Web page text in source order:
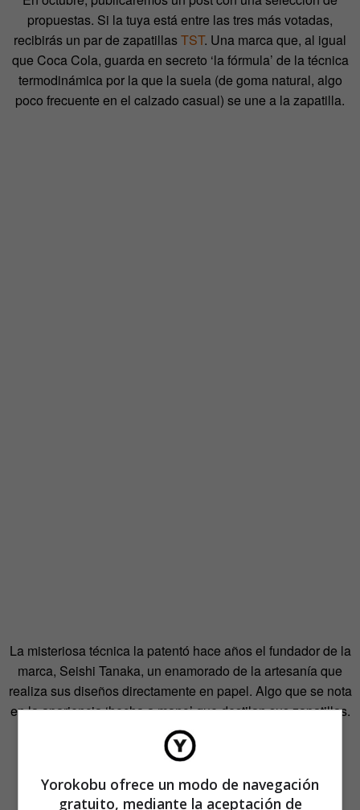
propuestas. Si la tuya está entre las tres más votadas,
recibirás un par de zapatillasTST. Una marca que, al igual
que Coca Cola, guarda en secreto ‘la fórmula’ de la técnica
termodinámica por la que la suela (de goma natural, algo
poco frecuente en el calzado casual) se une a la zapatilla.
La misteriosa técnica la patentó hace años el fundador de la
marca, Seishi Tanaka, un enamorado de la artesanía que
realiza sus diseños directamente en papel. Algo que se nota
en la apariencia ‘hecha a mano’ que destilan sus zapatillas.
Yorokobu ofrece un modo de navegación
gratuito, mediante la aceptación de